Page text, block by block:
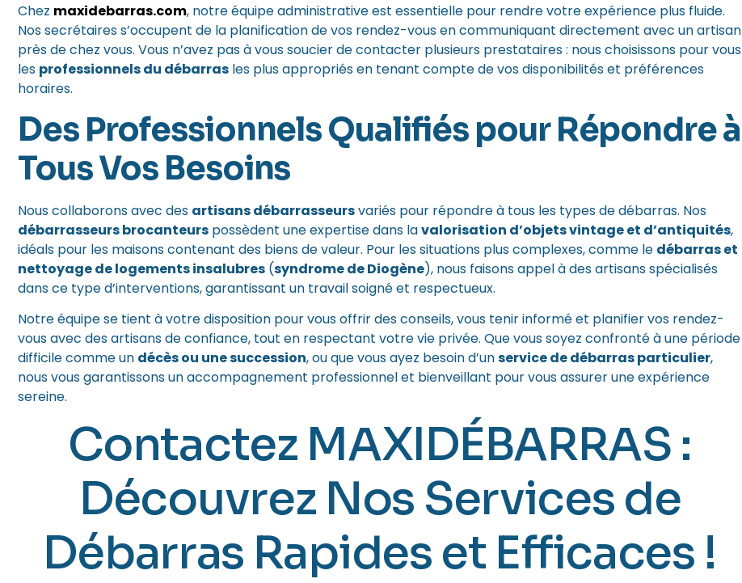
Chez maxidebarras.com, notre équipe administrative est essentielle pour rendre votre expérience plus fluide.
Nos secrétaires s’occupent de la planification de vos rendez-vous en communiquant directement avec un artisan
près de chez vous. Vous n’avez pas à vous soucier de contacter plusieurs prestataires : nous choisissons pour vous
les professionnels du débarras les plus appropriés en tenant compte de vos disponibilités et préférences
horaires.
Des Professionnels Qualifiés pour Répondre à
Tous Vos Besoins
Nous collaborons avec des artisans débarrasseursvariés pour répondre à tous les types de débarras. Nos
débarrasseurs brocanteurs possèdent une expertise dans lavalorisation d’objets vintage et d’antiquités,
idéals pour les maisons contenant des biens de valeur. Pour les situations plus complexes, comme le débarras et
nettoyage de logements insalubres (syndrome de Diogène), nous faisons appel à des artisans spécialisés
dans ce type d’interventions, garantissant un travail soigné et respectueux.
Notre équipe se tient à votre disposition pour vous offrir des conseils, vous tenir informé et planifier vos rendez-
vous avec des artisans de confiance, tout en respectant votre vie privée. Que vous soyez confronté à une période
difficile comme un décès ou une succession, ou que vous ayez besoin d’unservice de débarras particulier,
nous vous garantissons un accompagnement professionnel et bienveillant pour vous assurer une expérience
sereine.
Contactez MAXIDÉBARRAS :
Découvrez Nos Services de
Débarras Rapides et Efficaces !